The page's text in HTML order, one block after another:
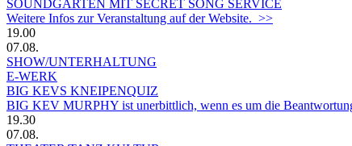
SOUNDGARTEN MIT SECRET SONG SERVICE
Weitere Infos zur Veranstaltung auf der Website. >>
19.00
07.08.
SHOW/UNTERHALTUNG
E-WERK
BIG KEVS KNEIPENQUIZ
BIG KEV MURPHY ist unerbittlich, wenn es um die
19.30
07.08.